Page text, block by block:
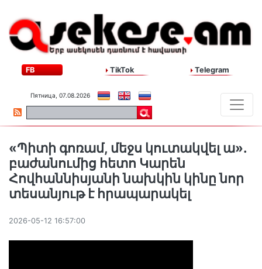
FB TikTok Telegram
Пятница, 07.08.2026
«Պիտի գոռամ, մեջս կուտակվել ա».
բաժանումից հետո Կարեն
Հովհաննիսյանի նախկին կինը նոր
տեսանյութ է հրապարակել
2026-05-12 16:57:00